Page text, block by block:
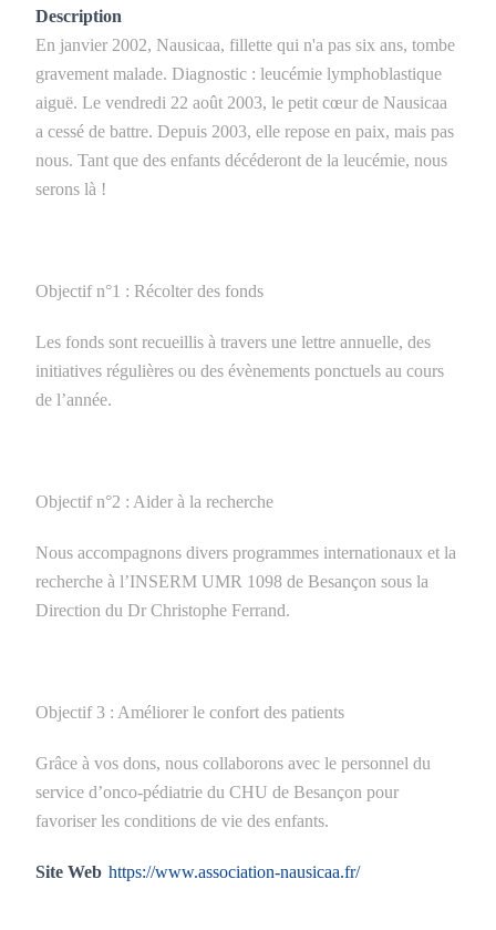
Description
En janvier 2002, Nausicaa, fillette qui n'a pas six ans, tombe
gravement malade. Diagnostic : leucémie lymphoblastique
aiguë. Le vendredi 22 août 2003, le petit cœur de Nausicaa
a cessé de battre. Depuis 2003, elle repose en paix, mais pas
nous. Tant que des enfants décéderont de la leucémie, nous
serons là !
Objectif n°1 : Récolter des fonds
Les fonds sont recueillis à travers une lettre annuelle, des
initiatives régulières ou des évènements ponctuels au cours
de l’année.
Objectif n°2 : Aider à la recherche
Nous accompagnons divers programmes internationaux et la
recherche à l’INSERM UMR 1098 de Besançon sous la
Direction du Dr Christophe Ferrand.
Objectif 3 : Améliorer le confort des patients
Grâce à vos dons, nous collaborons avec le personnel du
service d’onco-pédiatrie du CHU de Besançon pour
favoriser les conditions de vie des enfants.
Site Web https://www.association-nausicaa.fr/